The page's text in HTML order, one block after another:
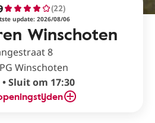
Winschoten
(22)
update: 2026/08/06
8
Winschoten
• Sluit om 17:30